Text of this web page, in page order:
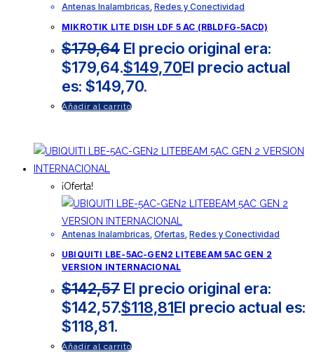
Antenas Inalambricas Redes y Conectividad
MIKROTIK LITE DISH LDF 5 AC (RBLDFG-5ACD)
$179,64 El precio original era:
$179,64.$149,70El precio actual
es: $149,70.
Añadir al carrito
¡Oferta!
Antenas Inalambricas Ofertas Redes y Conectividad
UBIQUITI LBE-5AC-GEN2 LITEBEAM 5AC GEN 2
VERSION INTERNACIONAL
$142,57 El precio original era:
$142,57.$118,81El precio actual es:
$118,81.
Añadir al carrito